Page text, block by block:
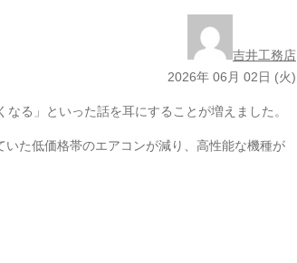
吉井工務店
2026年 06月 02日 (火)
る」といった話を耳にすることが増えました。
た低価格帯のエアコンが減り、高性能な機種が